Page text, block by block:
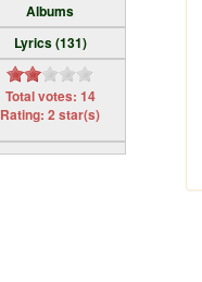
Albums
Lyrics (131)
Total votes: 14
Rating: 2 star(s)